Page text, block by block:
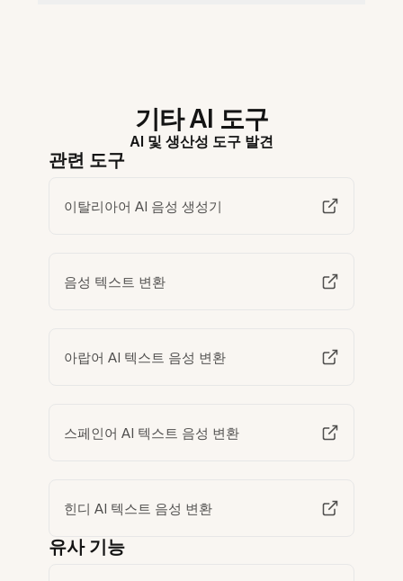
기타 AI 도구
AI 및 생산성 도구 발견
관련 도구
이탈리아어 AI 음성 생성기
음성 텍스트 변환
아랍어 AI 텍스트 음성 변환
스페인어 AI 텍스트 음성 변환
힌디 AI 텍스트 음성 변환
유사 기능